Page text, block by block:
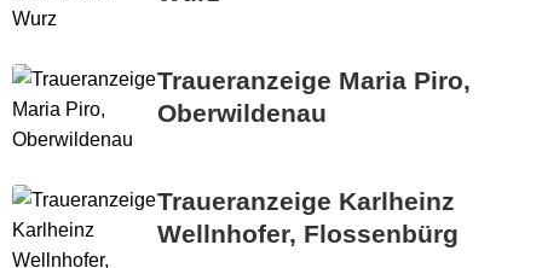
Traueranzeige Maria Piro,
Oberwildenau
Traueranzeige Karlheinz
Wellnhofer, Flossenbürg